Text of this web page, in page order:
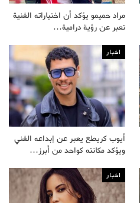
مراد حميمو يؤكد أن اختياراته الفنية
تعبر عن رؤية درامية…
اخبار
أيوب كريطع يعبر عن إبداعه الفني
ويؤكد مكانته كواحد من أبرز…
اخبار